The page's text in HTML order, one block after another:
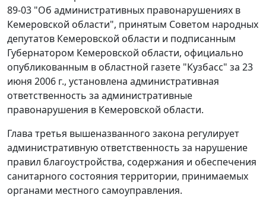
89-03 "Об административных правонарушениях в
Кемеровской области", принятым Советом народных
депутатов Кемеровской области и подписанным
Губернатором Кемеровской области, официально
опубликованным в областной газете "Кузбасс" за 23
июня 2006 г., установлена административная
ответственность за административные
правонарушения в Кемеровской области.
Глава третья вышеназванного закона регулирует
административную ответственность за нарушение
правил благоустройства, содержания и обеспечения
санитарного состояния территории, принимаемых
органами местного самоуправления.